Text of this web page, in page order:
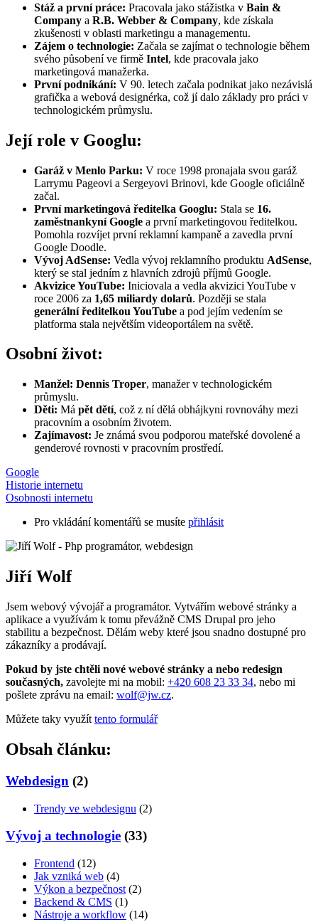
Stáž a první práce: Pracovala jako stážistka v Bain &
Company a R.B. Webber & Company, kde získala
zkušenosti v oblasti marketingu a managementu.
Zájem o technologie: Začala se zajímat o technologie během
svého působení ve firmě Intel, kde pracovala jako
marketingová manažerka.
První podnikání: V 90. letech začala podnikat jako nezávislá
grafička a webová designérka, což jí dalo základy pro práci v
technologickém průmyslu.
Její role v Googlu:
Garáž v Menlo Parku: V roce 1998 pronajala svou garáž
Larrymu Pageovi a Sergeyovi Brinovi, kde Google oficiálně
začal.
První marketingová ředitelka Googlu: Stala se 16.
zaměstnankyní Google a první marketingovou ředitelkou.
Pomohla rozvíjet první reklamní kampaně a zavedla první
Google Doodle.
Vývoj AdSense: Vedla vývoj reklamního produktu AdSense,
který se stal jedním z hlavních zdrojů příjmů Google.
Akvizice YouTube: Iniciovala a vedla akvizici YouTube v
roce 2006 za 1,65 miliardy dolarů. Později se stala
generální ředitelkou YouTube a pod jejím vedením se
platforma stala největším videoportálem na světě.
Osobní život:
Manžel: Dennis Troper, manažer v technologickém
průmyslu.
Děti: Má pět dětí, což z ní dělá obhájkyni rovnováhy mezi
pracovním a osobním životem.
Zajímavost: Je známá svou podporou mateřské dovolené a
genderové rovnosti v pracovním prostředí.
Google
Historie internetu
Osobnosti internetu
Pro vkládání komentářů se musíte přihlásit
Jiří Wolf
Jsem webový vývojář a programátor. Vytvářím webové stránky a
aplikace a využívám k tomu převážně CMS Drupal pro jeho
stabilitu a bezpečnost. Dělám weby které jsou snadno dostupné pro
zákazníky a prodávají.
Pokud by jste chtěli nové webové stránky a nebo redesign
současných, zavolejte mi na mobil: +420 608 23 33 34, nebo mi
pošlete zprávu na email: wolf@jw.cz.
Můžete taky využít tento formulář
Obsah článku:
Webdesign (2)
Trendy ve webdesignu (2)
Vývoj a technologie (33)
Frontend (12)
Jak vzniká web (4)
Výkon a bezpečnost (2)
Backend & CMS (1)
Nástroje a workflow (14)